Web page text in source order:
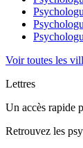
Voir toutes les
Lettres
Un accès rapide
Retrouvez les